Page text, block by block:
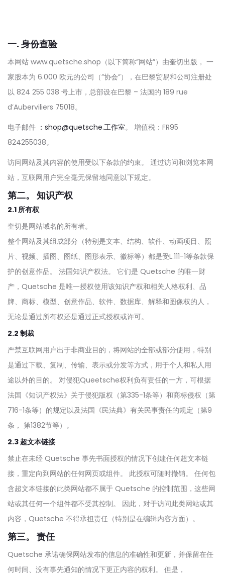
一. 身份查验
本网站 www.quetsche.shop（以下简称”网站”）由奎切出版， 一
家股本为 6.000 欧元的公司（”协会”），在巴黎贸易和公司注册处
以 824 255 038 号上市，总部设在巴黎 – 法国的 189 rue
d’Auberviliers 75018。
电子邮件 ：shop@quetsche.工作室。 增值税：FR95
824255038。
访问网站及其内容的使用受以下条款的约束。 通过访问和浏览本网
站，互联网用户完全毫无保留地同意以下规定。
第二。 知识产权
2.1 所有权
奎切是网站域名的所有者。
整个网站及其组成部分（特别是文本、结构、软件、动画项目、照
片、视频、插图、图纸、图形表示、徽标等）都是受L.111-1等条款保
护的创意作品。 法国知识产权法。 它们是 Quetsche 的唯一财
产，Quetsche 是唯一授权使用该知识产权和相关人格权利、品
牌、商标、模型、创意作品、软件、数据库、解释和图像权的人，
无论是通过所有权还是通过正式授权或许可。
2.2 制裁
严禁互联网用户出于非商业目的，将网站的全部或部分使用，特别
是通过下载、复制、传输、表示或分发等方式，用于个人和私人用
途以外的目的。 对侵犯Queetsche权利负有责任的一方，可根据
法国《知识产权法》关于侵犯版权（第335-1条等）和商标侵权（第
716-1条等）的规定以及法国《民法典》有关民事责任的规定（第9
条， 第1382节等）。
2.3 超文本链接
禁止在未经 Quetsche 事先书面授权的情况下创建任何超文本链
接，重定向到网站的任何网页或组件。 此授权可随时撤销。 任何包
含超文本链接的此类网站都不属于 Quetsche 的控制范围，这些网
站或其任何一个组件都不受其控制。 因此，对于访问此类网站或其
内容，Quetsche 不得承担责任（特别是在编辑内容方面）。
第三。 责任
Quetsche 承诺确保网站发布的信息的准确性和更新，并保留在任
何时间、没有事先通知的情况下更正内容的权利。 但是，